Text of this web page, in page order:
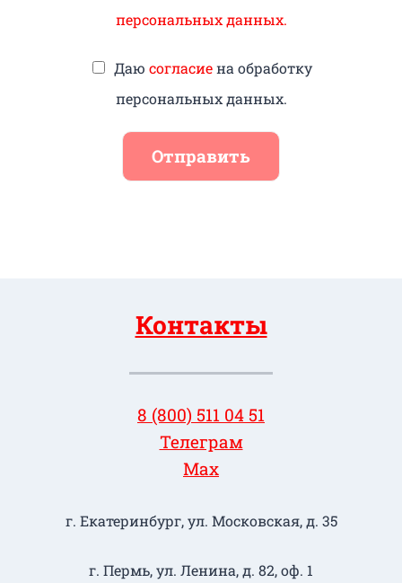
персональных данных.
Даю согласиена обработку
персональных данных.
Отправить
Контакты
8 (800) 511 04 51
Телеграм
Max
г. Екатеринбург, ул. Московская, д. 35
г. Пермь, ул. Ленина, д. 82, оф. 1